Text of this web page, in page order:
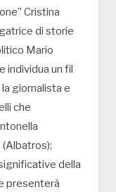
Cristina
di storie
Mario
individua un fil
giornalista e
che
(Albatros);
della
presenterà